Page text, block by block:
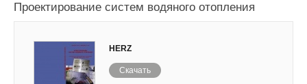
Проектирование систем водяного отопления
HERZ
Скачать